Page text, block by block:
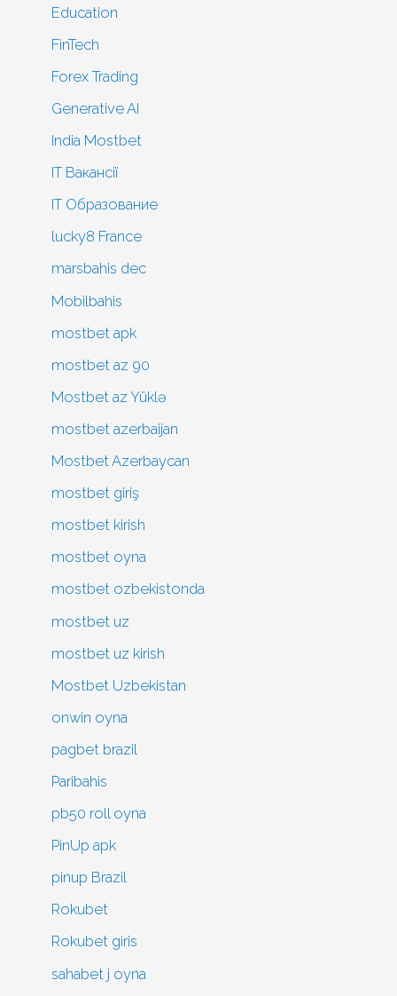
Education
FinTech
Forex Trading
Generative AI
India Mostbet
IT Вакансії
IT Образование
lucky8 France
marsbahis dec
Mobilbahis
mostbet apk
mostbet az 90
Mostbet az Yüklə
mostbet azerbaijan
Mostbet Azerbaycan
mostbet giriş
mostbet kirish
mostbet oyna
mostbet ozbekistonda
mostbet uz
mostbet uz kirish
Mostbet Uzbekistan
onwin oyna
pagbet brazil
Paribahis
pb50 roll oyna
PinUp apk
pinup Brazil
Rokubet
Rokubet giris
sahabet j oyna